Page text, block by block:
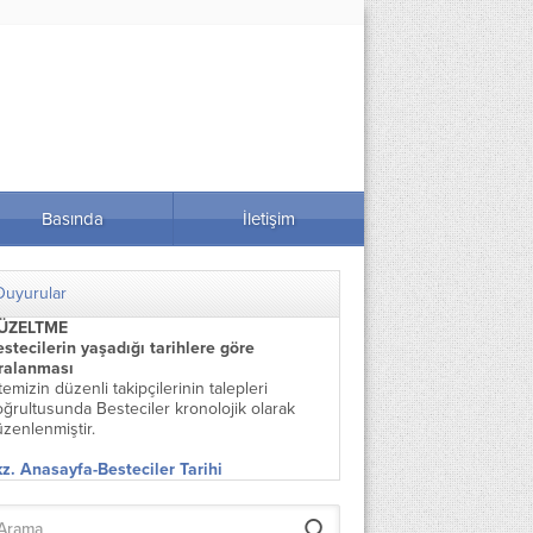
Basında İletişim
yaşadığı tarihlere göre
düzenli takipçilerinin talepleri
Besteciler kronolojik olarak
Anasayfa-Besteciler Tarihi